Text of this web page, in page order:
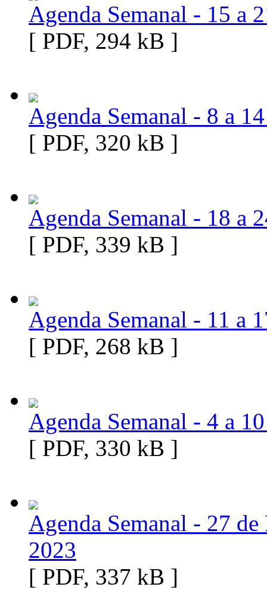
Agenda Semanal - 15 a
[ PDF, 294 kB ]
Agenda Semanal - 8 a
[ PDF, 320 kB ]
Agenda Semanal - 18 a
[ PDF, 339 kB ]
Agenda Semanal - 11 a
[ PDF, 268 kB ]
Agenda Semanal - 4 a
[ PDF, 330 kB ]
Agenda Semanal - 27
2023
[ PDF, 337 kB ]